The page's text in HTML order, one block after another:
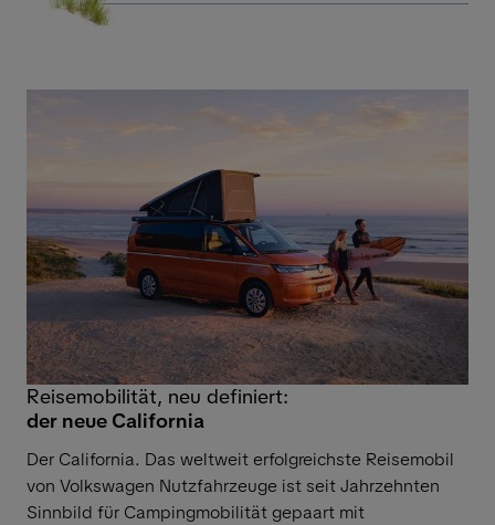
Reisemobilität, neu definiert:
der neue California
Der California. Das weltweit erfolgreichste Reisemobil
von Volkswagen Nutzfahrzeuge ist seit Jahrzehnten
Sinnbild für Campingmobilität gepaart mit